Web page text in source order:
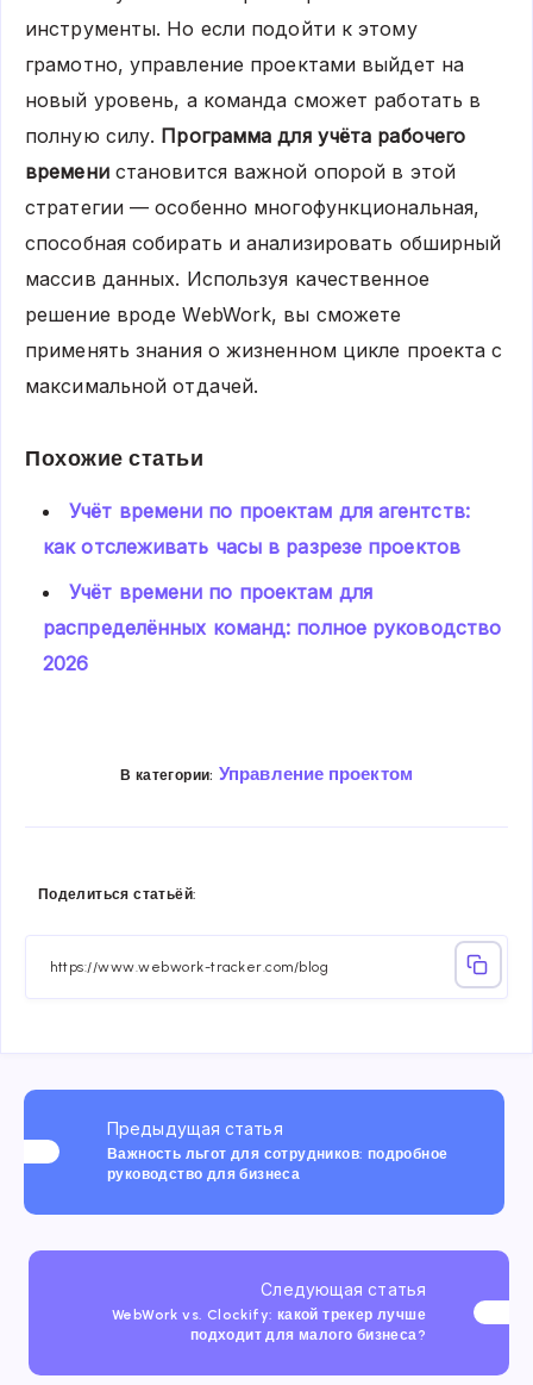
инструменты. Но если подойти к этому
грамотно, управление проектами выйдет на
новый уровень, а команда сможет работать в
полную силу. Программа для учёта рабочего
временистановится важной опорой в этой
стратегии — особенно многофункциональная,
способная собирать и анализировать обширный
массив данных. Используя качественное
решение вроде WebWork, вы сможете
применять знания о жизненном цикле проекта с
максимальной отдачей.
Похожие статьи
Учёт времени по проектам для агентств:
как отслеживать часы в разрезе проектов
Учёт времени по проектам для
распределённых команд: полное руководство
2026
В категории: Управление проектом
Поделиться статьёй:
Email
Предыдущая статья
Важность льгот для сотрудников: подробное
руководство для бизнеса
Следующая статья
WebWork vs. Clockify: какой трекер лучше
подходит для малого бизнеса?